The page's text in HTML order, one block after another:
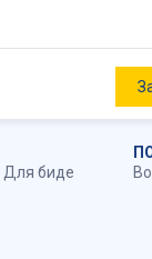
Для биде